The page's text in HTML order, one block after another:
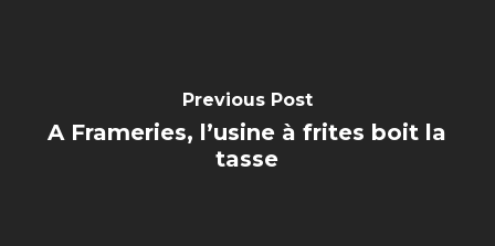
Previous Post
A Frameries, l’usine à frites boit la
tasse